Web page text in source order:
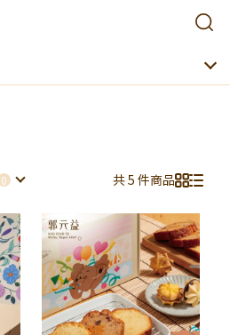
共 5 件商品